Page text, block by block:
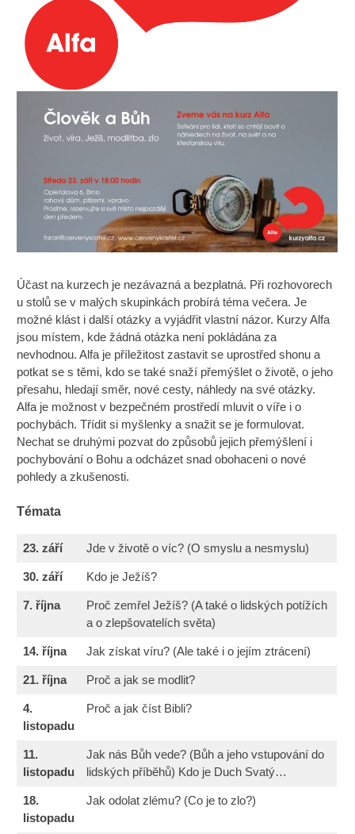
Účast na kurzech je nezávazná a bezplatná. Při rozhovorech
u stolů se v malých skupinkách probírá téma večera. Je
možné klást i další otázky a vyjádřit vlastní názor. Kurzy Alfa
jsou místem, kde žádná otázka není pokládána za
nevhodnou. Alfa je příležitost zastavit se uprostřed shonu a
potkat se s těmi, kdo se také snaží přemýšlet o životě, o jeho
přesahu, hledají směr, nové cesty, náhledy na své otázky.
Alfa je možnost v bezpečném prostředí mluvit o víře i o
pochybách. Třídit si myšlenky a snažit se je formulovat.
Nechat se druhými pozvat do způsobů jejich přemýšlení i
pochybování o Bohu a odcházet snad obohaceni o nové
pohledy a zkušenosti.
Témata
23. září Jde v životě o víc? (O smyslu a nesmyslu)
30. září Kdo je Ježíš?
7. října
Proč zemřel Ježíš? (A také o lidských potížích
a o zlepšovatelích světa)
14. října Jak získat víru? (Ale také i o jejím ztrácení)
21. října Proč a jak se modlit?
4.
listopadu
Proč a jak číst Bibli?
11.
listopadu
Jak nás Bůh vede? (Bůh a jeho vstupování do
lidských příběhů) Kdo je Duch Svatý…
18.
listopadu
Jak odolat zlému? (Co je to zlo?)